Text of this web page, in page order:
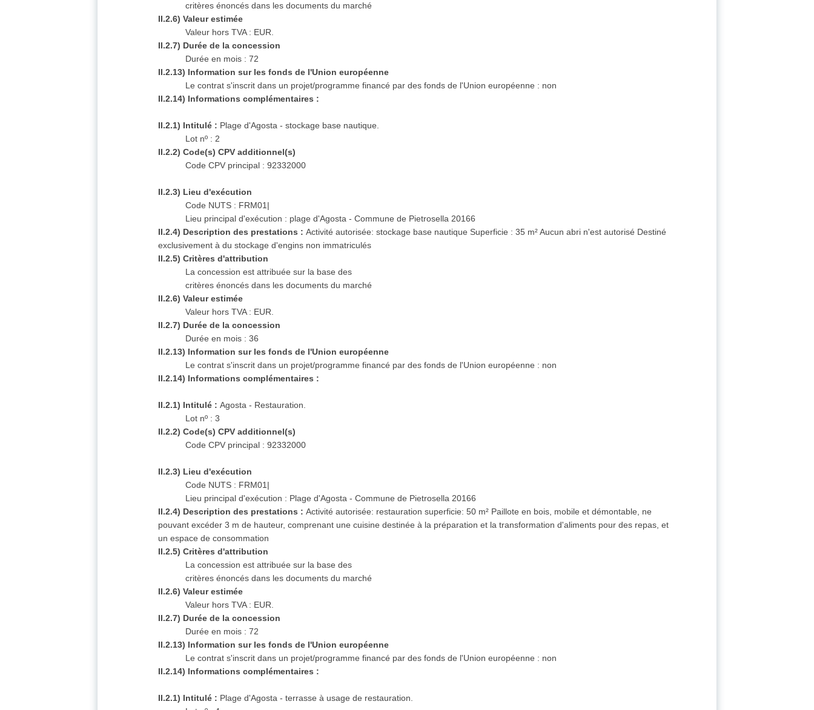
critères énoncés dans les documents du marché
II.2.6) Valeur estimée
Valeur hors TVA : EUR.
II.2.7) Durée de la concession
Durée en mois : 72
II.2.13) Information sur les fonds de l'Union européenne
Le contrat s'inscrit dans un projet/programme financé par des fonds de l'Union européenne : non
II.2.14) Informations complémentaires :
II.2.1) Intitulé : Plage d'Agosta - stockage base nautique.
Lot nº : 2
II.2.2) Code(s) CPV additionnel(s)
Code CPV principal : 92332000
II.2.3) Lieu d'exécution
Code NUTS : FRM01|
Lieu principal d'exécution : plage d'Agosta - Commune de Pietrosella 20166
II.2.4) Description des prestations :Activité autorisée: stockage base nautique Superficie : 35 m² Aucun abri n'est autorisé Destiné
exclusivement à du stockage d'engins non immatriculés
II.2.5) Critères d'attribution
La concession est attribuée sur la base des
critères énoncés dans les documents du marché
II.2.6) Valeur estimée
Valeur hors TVA : EUR.
II.2.7) Durée de la concession
Durée en mois : 36
II.2.13) Information sur les fonds de l'Union européenne
Le contrat s'inscrit dans un projet/programme financé par des fonds de l'Union européenne : non
II.2.14) Informations complémentaires :
II.2.1) Intitulé :Agosta - Restauration.
Lot nº : 3
II.2.2) Code(s) CPV additionnel(s)
Code CPV principal : 92332000
II.2.3) Lieu d'exécution
Code NUTS : FRM01|
Lieu principal d'exécution : Plage d'Agosta - Commune de Pietrosella 20166
II.2.4) Description des prestations :Activité autorisée: restauration superficie: 50 m² Paillote en bois, mobile et démontable, ne
pouvant excéder 3 m de hauteur, comprenant une cuisine destinée à la préparation et la transformation d'aliments pour des repas, et
un espace de consommation
II.2.5) Critères d'attribution
La concession est attribuée sur la base des
critères énoncés dans les documents du marché
II.2.6) Valeur estimée
Valeur hors TVA : EUR.
II.2.7) Durée de la concession
Durée en mois : 72
II.2.13) Information sur les fonds de l'Union européenne
Le contrat s'inscrit dans un projet/programme financé par des fonds de l'Union européenne : non
II.2.14) Informations complémentaires :
II.2.1) Intitulé : Plage d'Agosta - terrasse à usage de restauration.